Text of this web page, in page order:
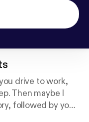
drive to work,
Then maybe I
followed by you
We all become